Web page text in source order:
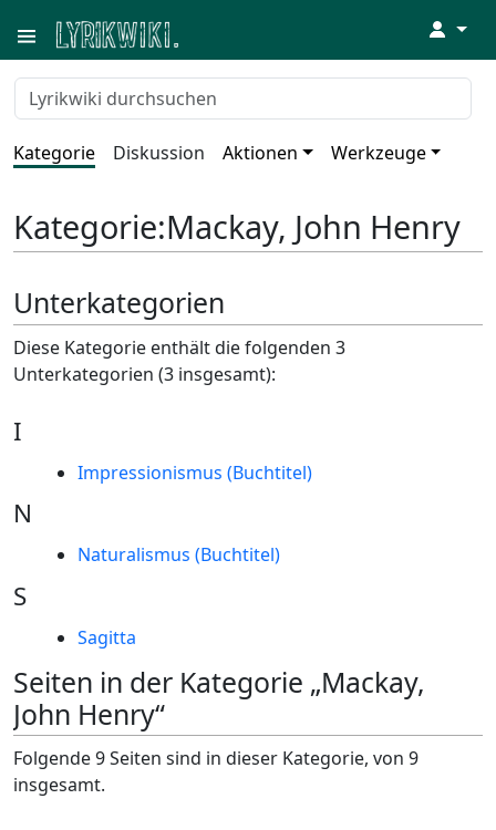
↓
Kategorie Diskussion Aktionen Werkzeuge
Kategorie:Mackay, John Henry
Unterkategorien
Diese Kategorie enthält die folgenden 3
Unterkategorien (3 insgesamt):
I
Impressionismus (Buchtitel)
N
Naturalismus (Buchtitel)
S
Sagitta
Seiten in der Kategorie „Mackay,
John Henry“
Folgende 9 Seiten sind in dieser Kategorie, von 9
insgesamt.